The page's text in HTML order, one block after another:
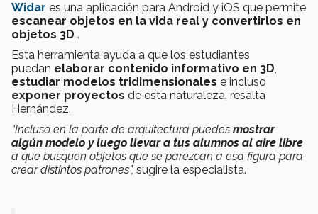
Widar es una aplicación para Android y iOS que permite
escanear objetos en la vida real y convertirlos en
objetos 3D .
Esta herramienta ayuda a que los estudiantes
puedan elaborar contenido informativo en 3D,
estudiar modelos tridimensionales e incluso
exponer proyectos de esta naturaleza, resalta
Hernández.
“Incluso en la parte de arquitectura puedes mostrar
algún modelo y luego llevar a tus alumnos al aire libre
a que busquen objetos que se parezcan a esa figura para
crear distintos patrones”, sugire la especialista.